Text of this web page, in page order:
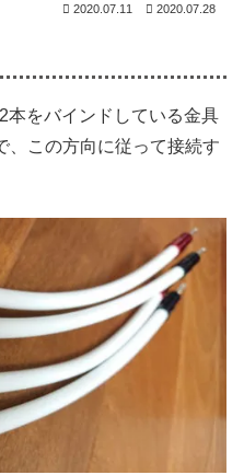
2020.07.11 2020.07.28
本をバインドしている金具
、この方向に従って接続す